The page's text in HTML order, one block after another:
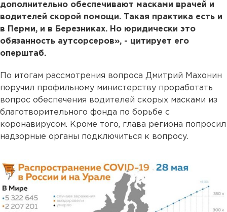
дополнительно обеспечивают масками врачей и
водителей скорой помощи. Такая практика есть и
в Перми, и в Березниках. Но юридически это
обязанность аутсорсеров», - цитирует его
оперштаб.
По итогам рассмотрения вопроса Дмитрий Махонин
поручил профильному министерству проработать
вопрос обеспечения водителей скорых масками из
благотворительного фонда по борьбе с
коронавирусом. Кроме того, глава региона попросил
надзорные органы подключиться к вопросу.